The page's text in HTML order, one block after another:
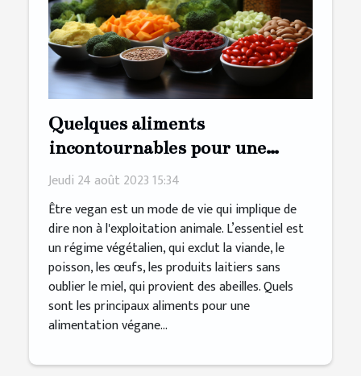
Quelques aliments
incontournables pour une
alimentation végane saine
Jeudi 24 août 2023 15:34
Être vegan est un mode de vie qui implique de
dire non à l'exploitation animale. L’essentiel est
un régime végétalien, qui exclut la viande, le
poisson, les œufs, les produits laitiers sans
oublier le miel, qui provient des abeilles. Quels
sont les principaux aliments pour une
alimentation végane...